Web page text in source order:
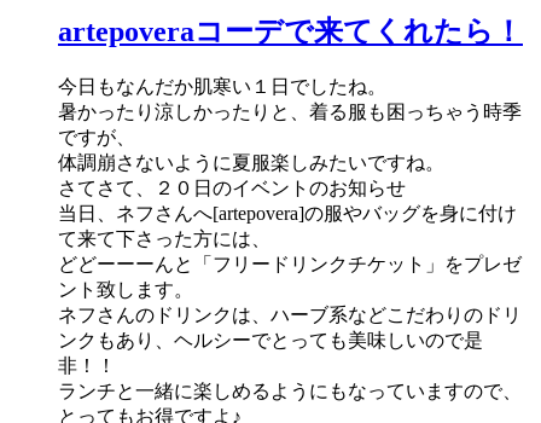
artepoveraコーデで来てくれたら！
今日もなんだか肌寒い１日でしたね。
暑かったり涼しかったりと、着る服も困っちゃう時季
ですが、
体調崩さないように夏服楽しみたいですね。
さてさて、２０日のイベントのお知らせ
当日、ネフさんへ[artepovera]の服やバッグを身に付け
て来て下さった方には、
どどーーーんと「フリードリンクチケット」をプレゼ
ント致します。
ネフさんのドリンクは、ハーブ系などこだわりのドリ
ンクもあり、ヘルシーでとっても美味しいので是
非！！
ランチと一緒に楽しめるようにもなっていますので、
とってもお得ですよ♪